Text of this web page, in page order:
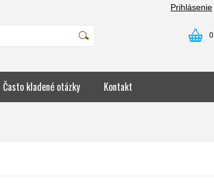
Prihlásenie
0
Často kladené otázky Kontakt